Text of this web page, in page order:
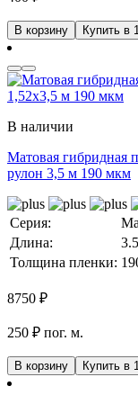
В корзину Купить в
В наличии
Матовая гибридная
рулон 3,5 м 190 мкм
Серия:
Длина:
Толщина пленки:
8750 ₽
250 ₽ пог. м.
В корзину Купить в